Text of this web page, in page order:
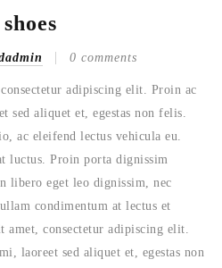
0 comments
adipiscing elit. Proin ac
sed aliquet et, egestas non felis.
ac eleifend lectus vehicula eu.
luctus. Proin porta dignissim
libero eget leo dignissim, nec
condimentum at lectus et
amet, consectetur adipiscing elit.
laoreet sed aliquet et, egestas non